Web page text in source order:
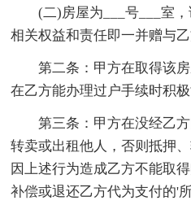
(二)房屋为___号___室，
相关权益和责任即一并赠与乙
第二条：甲方在取得该房
在乙方能办理过户手续时积极
第三条：甲方在没经乙方
转卖或出租他人，否则抵押
因上述行为造成乙方不能取
补偿或退还乙方代为支付的'